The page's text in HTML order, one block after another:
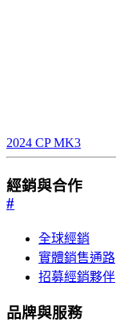
2024 CP MK3
經銷與合作
#
全球經銷
實體銷售通路
招募經銷夥伴
品牌與服務